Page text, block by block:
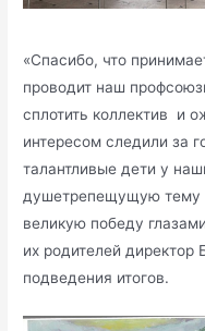
«Спасибо, что
проводит наш
сплотить коллектив и
интересом следили за
талантливые дети у
душетрепещущую тему
великую победу
их родителей
подведения итогов.